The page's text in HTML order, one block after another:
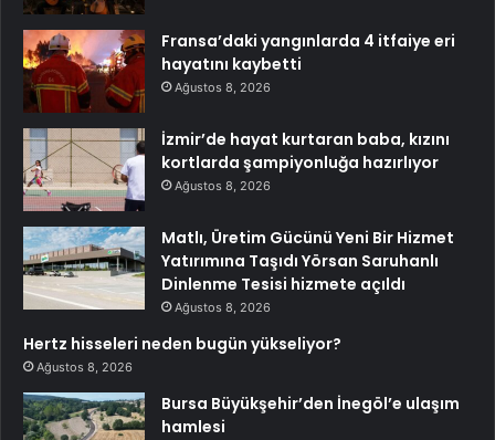
Fransa’daki yangınlarda 4 itfaiye eri
hayatını kaybetti
Ağustos 8, 2026
İzmir’de hayat kurtaran baba, kızını
kortlarda şampiyonluğa hazırlıyor
Ağustos 8, 2026
Matlı, Üretim Gücünü Yeni Bir Hizmet
Yatırımına Taşıdı Yörsan Saruhanlı
Dinlenme Tesisi hizmete açıldı
Ağustos 8, 2026
Hertz hisseleri neden bugün yükseliyor?
Ağustos 8, 2026
Bursa Büyükşehir’den İnegöl’e ulaşım
hamlesi